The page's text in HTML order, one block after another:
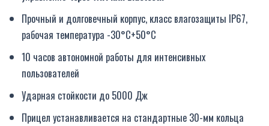
Прочный и долговечный корпус, класс влагозащиты IP67,
рабочая температура -30°C+50°C
10 часов автономной работы для интенсивных
пользователей
Ударная стойкости до 5000 Дж
Прицел устанавливается на стандартные 30-мм кольца